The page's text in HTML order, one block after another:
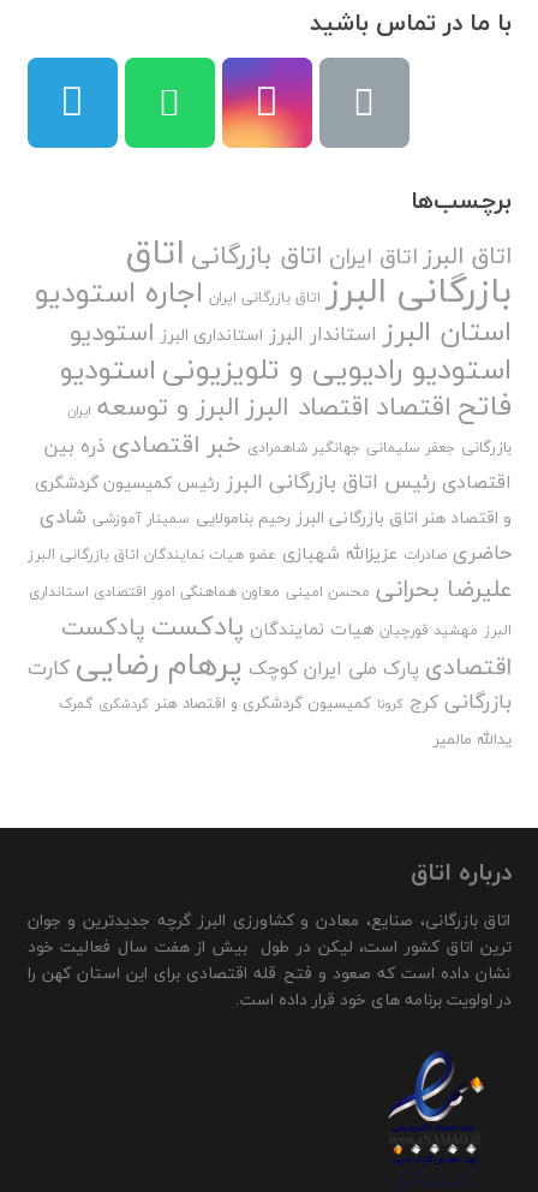
با ما در تماس باشید
برچسب‌ها
اتاق البرزاتاق ایران اتاق بازرگانی اتاق
بازرگانی البرز اتاق بازرگانی ایران اجاره استودیو
استان البرز استاندار البرز استانداری البرز استودیو
استودیو رادیویی و تلویزیونیاستودیو
فاتح اقتصاد اقتصاد البرزالبرز و توسعه ایران
بازرگانی جعفر سلیمانی جهانگیر شاهمرادی خبر اقتصادی ذره بین
اقتصادی رئیس اتاق بازرگانی البرز رئیس کمیسیون گردشگری
و اقتصاد هنر اتاق بازرگانی البرز رحیم بنامولایی سمینار آموزشی شادی
حاضری صادرات عزیزالله شهبازی عضو هیات نمایندگان اتاق بازرگانی البرز
علیرضا بحرانی محسن امینی معاون هماهنگی امور اقتصادی استانداری
البرز مهشید قورچیان هیات نمایندگان پادکست پادکست
اقتصادی پارک ملی ایران کوچک پرهام رضایی کارت
بازرگانی کرج کرونا کمیسیون گردشگری و اقتصاد هنر گردشگری گمرک
یدالله مالمیر
درباره اتاق
اتاق بازرگانی، صنایع، معادن و کشاورزی البرز گرچه جدیدترین و جوان
ترین اتاق کشور است، لیکن در طول بیش از هفت سال فعالیت خود
نشان داده است که صعود و فتح قله اقتصادی برای این استان کهن را
در اولویت برنامه های خود قرار داده است.